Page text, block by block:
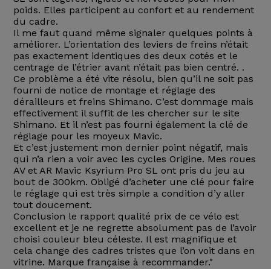
poids. Elles participent au confort et au rendement
du cadre.
Il me faut quand même signaler quelques points à
améliorer. L’orientation des leviers de freins n’était
pas exactement identiques des deux cotés et le
centrage de l’étrier avant n’était pas bien centré. .
Ce problème a été vite résolu, bien qu’il ne soit pas
fourni de notice de montage et réglage des
dérailleurs et freins Shimano. C’est dommage mais
effectivement il suffit de les chercher sur le site
Shimano. Et il n’est pas fourni également la clé de
réglage pour les moyeux Mavic.
Et c’est justement mon dernier point négatif, mais
qui n’a rien a voir avec les cycles Origine. Mes roues
AV et AR Mavic Ksyrium Pro SL ont pris du jeu au
bout de 300km. Obligé d’acheter une clé pour faire
le réglage qui est très simple a condition d’y aller
tout doucement.
Conclusion le rapport qualité prix de ce vélo est
excellent et je ne regrette absolument pas de l’avoir
choisi couleur bleu céleste. Il est magnifique et
cela change des cadres tristes que l’on voit dans en
vitrine. Marque française à recommander."